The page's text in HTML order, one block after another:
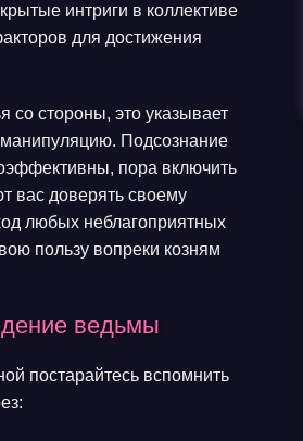
интриги в коллективе
для достижения
со стороны, это указывает
манипуляцию. Подсознание
пора включить
вас доверять своему
любых неблагоприятных
пользу вопреки козням
ведьмы
постарайтесь вспомнить